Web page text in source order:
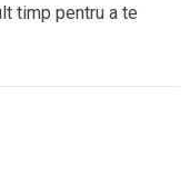
timp pentru a te